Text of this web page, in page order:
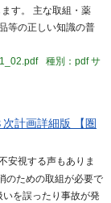
す。 主な取組・薬
等の正しい知識の普
種別：pdfサ
計画詳細版 【圏
安視する声もありま
のための取組が必要で
を誤ったり事故が発